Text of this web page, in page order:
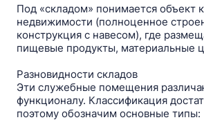
Под «складом» понимается объект
недвижимости (полноценное
конструкция c навесом), где
пищевые продукты, материальные
Разновидности складов
Эти служебные помещения
функционалу. Классификация
поэтому обозначим основные типы: